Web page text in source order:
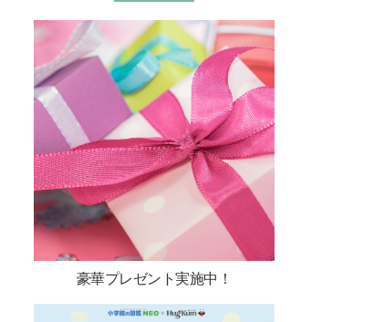
豪華プレゼント実施中！